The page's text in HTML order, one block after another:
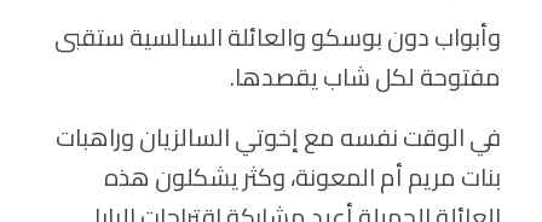
وأبواب دون بوسكو والعائلة السالسية ستقبى
مفتوحة لكل شاب يقصدها.
في الوقت نفسه مع إخوتي السالزيان وراهبات
بنات مريم أم المعونة، وكثر يشكلون هذه